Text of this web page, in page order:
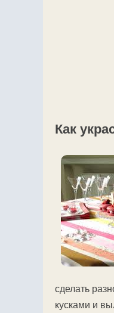
Как
сделать
кусками и